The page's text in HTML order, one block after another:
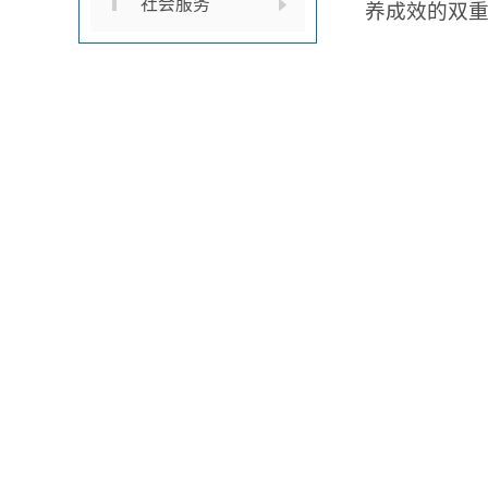
社会服务 养成效的双